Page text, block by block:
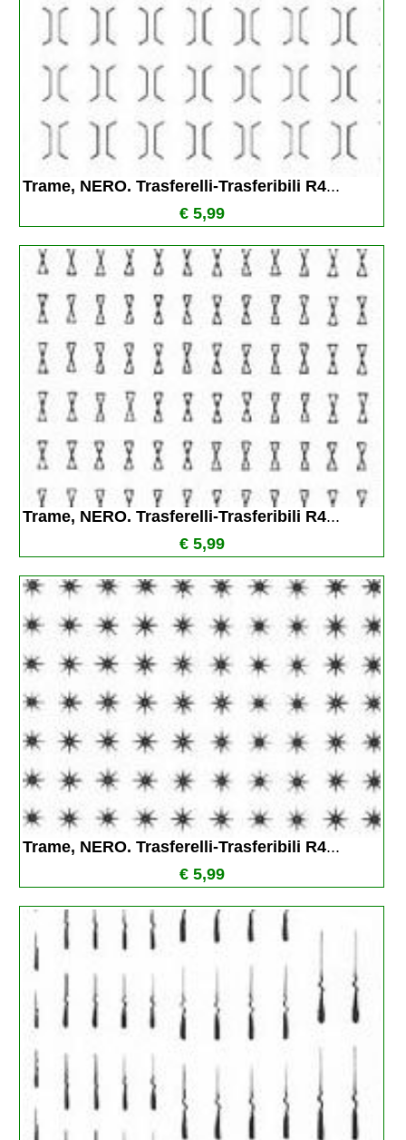
Trame, NERO. Trasferelli-Trasferibili R4...
€ 5,99
Trame, NERO. Trasferelli-Trasferibili R4...
€ 5,99
Trame, NERO. Trasferelli-Trasferibili R4...
€ 5,99